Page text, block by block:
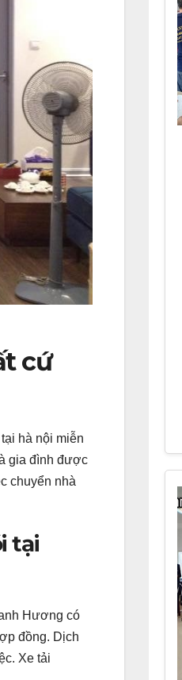
cứ
hà nội miễn
gia đình được
chuyển nhà
tại
Hương có
đồng. Dịch
Xe tải